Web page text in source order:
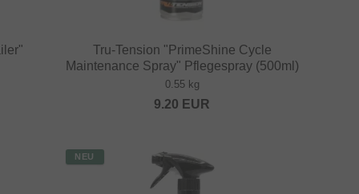
Tru-Tension "PrimeShine Cycle
Maintenance Spray" Pflegespray (500ml)
0.55 kg
9.20 EUR
NEU